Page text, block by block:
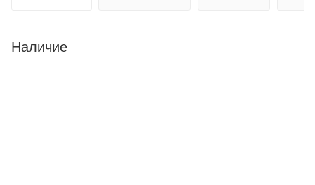
Наличие